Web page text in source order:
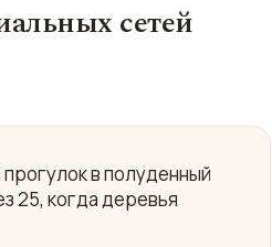
сетей
в полуденный
25, когда деревья